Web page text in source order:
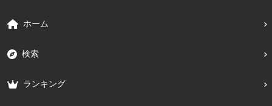
ホーム
検索
ランキング